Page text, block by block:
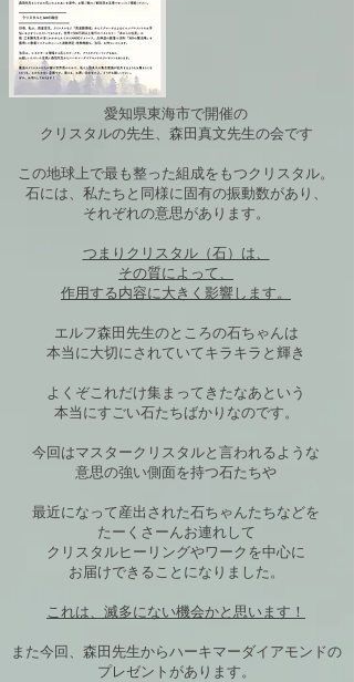
愛知県東海市で開催の
クリスタルの先生、森田真文先生の会です
この地球上で最も整った組成をもつクリスタル。
石には、私たちと同様に固有の振動数があり、
それぞれの意思があります。
つまりクリスタル（石）は、
その質によって、
作用する内容に大きく影響します。
エルフ森田先生のところの石ちゃんは
本当に大切にされていてキラキラと輝き
よくぞこれだけ集まってきたなあという
本当にすごい石たちばかりなのです。
今回はマスタークリスタルと言われるような
意思の強い側面を持つ石たちや
最近になって産出された石ちゃんたちなどを
たーくさーんお連れして
クリスタルヒーリングやワークを中心に
お届けできることになりました。
これは、滅多にない機会かと思います！
また今回、森田先生からハーキマーダイアモンドの
プレゼントがあります。